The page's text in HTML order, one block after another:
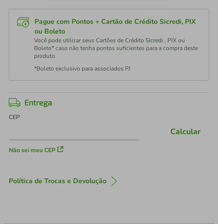
Pague com Pontos + Cartão de Crédito Sicredi, PIX
ou Boleto
Você pode utilizar seus Cartões de Crédito Sicredi , PIX ou
Boleto* caso não tenha pontos suficientes para a compra deste
produto.
*Boleto exclusivo para associados PJ
Entrega
CEP
Não sei meu CEP
Calcular
Política de Trocas e Devolução